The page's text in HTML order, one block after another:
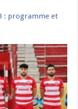
: programme et